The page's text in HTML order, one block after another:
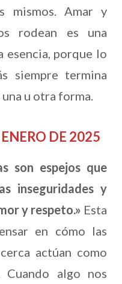
mismos. Amar y
rodean es una
esencia, porque lo
siempre termina
u otra forma.
DE 2025
son espejos que
inseguridades y
y respeto.» Esta
en cómo las
actúan como
Cuando algo nos